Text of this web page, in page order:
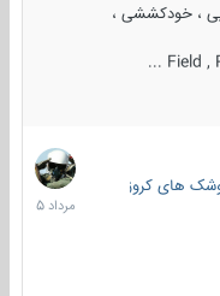
، خودکششی ،
Field
های کروز
2
مرداد
1405